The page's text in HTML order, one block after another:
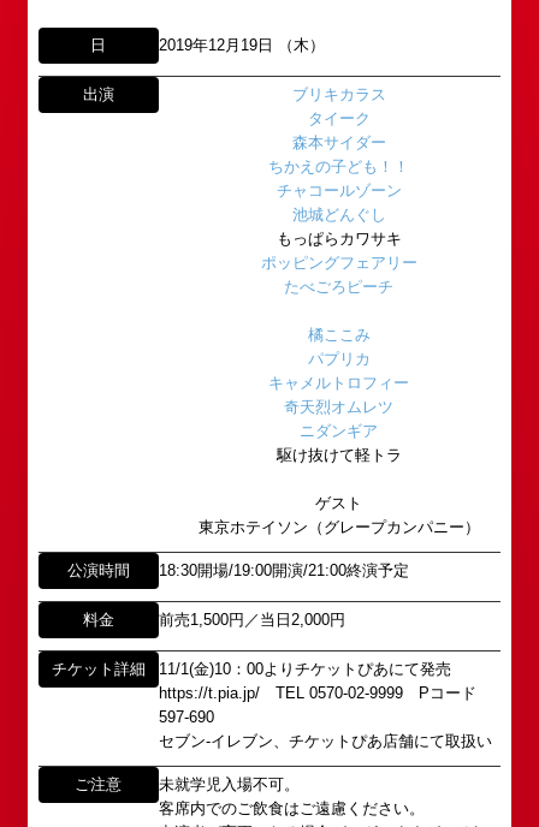
日 2019年12月19日 （木）
出演
ブリキカラス
タイーク
森本サイダー
ちかえの子ども！！
チャコールゾーン
池城どんぐし
もっぱらカワサキ
ポッピングフェアリー
たべごろピーチ
橘ここみ
パプリカ
キャメルトロフィー
奇天烈オムレツ
ニダンギア
駆け抜けて軽トラ
ゲスト
東京ホテイソン（グレープカンパニー）
公演時間 18:30開場/19:00開演/21:00終演予定
料金 前売1,500円／当日2,000円
チケット詳細
11/1(金)10：00よりチケットぴあにて発売
https://t.pia.jp/ TEL 0570-02-9999 Pコード
597-690
セブン-イレブン、チケットぴあ店舗にて取扱い
ご注意
未就学児入場不可。
客席内でのご飲食はご遠慮ください。
DAIHATSU
公演情報
アクセス
角座とは
お問い合わせ
「角座」の名称は、「角の芝居」と呼ばれた江戸時
「五つ櫓」若しくは「道頓堀五座」と呼ばれ、
1960年～70年代には、上方演芸の殿堂として栄え
その後、「角座」の名称は、松竹(株)の直営映画館
弊社直営の劇場「B1角座」(大阪市中央区)に引き継
がれていましたが、
2008年の角座ビル(大阪市中央区)の閉館と共に、
消滅致しました。
この由緒ある名称を、日本のエンタテインメントの
中心である東京・大阪で復活させ、 新たな歴史を
スタートさせたいと考えております。
この劇場から、日本を代表するエンタテインナーが
続々と輩出され、文化の発展に寄与できるものと考
えております。
所属オーディションに関するお問い合わせ
以下のアドレスからお問い合わせ願います。
school@shochikugeino.jp
イベント出演依頼のお問い合わせ
以下のページからお問い合わせ願います。
イベント出演依頼メール送信フォーム
https://www.shochikugeino.co.jp/event/form/
タレントへのファンメール
fanmail@shochikugeino.jp
ホームページに関するご意見・ご感想（※）
webmaster@shochikugeino.jp
※イベント内容・出演者等に関するお問い合わせ・
ご意見・ご感想は各イベントのお問い合わせ先電話